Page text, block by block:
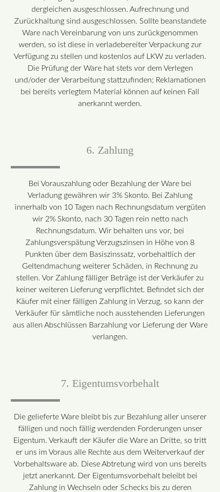
dergleichen ausgeschlossen. Aufrechnung und
Zurückhaltung sind ausgeschlossen. Sollte beanstandete
Ware nach Vereinbarung von uns zurückgenommen
werden, so ist diese in verladebereiter Verpackung zur
Verfügung zu stellen und kostenlos auf LKW zu verladen.
Die Prüfung der Ware hat stets vor dem Verlegen
und/oder der Verarbeitung stattzufinden; Reklamationen
bei bereits verlegtem Material können auf keinen Fall
anerkannt werden.
6. Zahlung
Bei Vorauszahlung oder Bezahlung der Ware bei
Verladung gewähren wir 3% Skonto. Bei Zahlung
innerhalb von 10 Tagen nach Rechnungsdatum vergüten
wir 2% Skonto, nach 30 Tagen rein netto nach
Rechnungsdatum. Wir behalten uns vor, bei
Zahlungsverspätung Verzugszinsen in Höhe von 8
Punkten über dem Basiszinssatz, vorbehaltlich der
Geltendmachung weiterer Schäden, in Rechnung zu
stellen. Vor Zahlung fälliger Beträge ist der Verkäufer zu
keiner weiteren Lieferung verpflichtet. Befindet sich der
Käufer mit einer fälligen Zahlung in Verzug, so kann der
Verkäufer für sämtliche noch ausstehenden Lieferungen
aus allen Abschlüssen Barzahlung vor Lieferung der Ware
verlangen.
7. Eigentumsvorbehalt
Die gelieferte Ware bleibt bis zur Bezahlung aller unserer
fälligen und noch fällig werdenden Forderungen unser
Eigentum. Verkauft der Käufer die Ware an Dritte, so tritt
er uns im Voraus alle Rechte aus dem Weiterverkauf der
Vorbehaltsware ab. Diese Abtretung wird von uns bereits
jetzt anerkannt. Der Eigentumsvorbehalt beleibt bei
Zahlung in Wechseln oder Schecks bis zu deren